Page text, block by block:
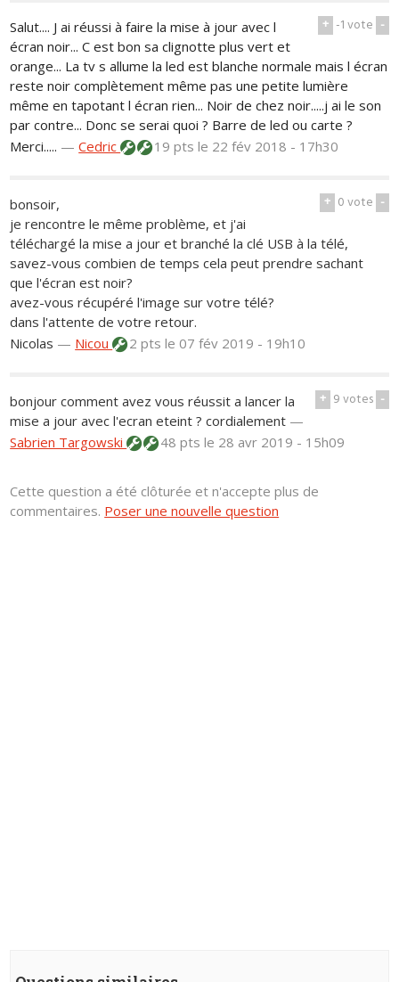
+ -1vote -
Salut.... J ai réussi à faire la mise à jour avec l
écran noir... C est bon sa clignotte plus vert et
orange... La tv s allume la led est blanche normale mais l écran
reste noir complètement même pas une petite lumière
même en tapotant l écran rien... Noir de chez noir.....j ai le son
par contre... Donc se serai quoi ? Barre de led ou carte ?
Merci..... —Cedric 19 ptsle 22 fév 2018 - 17h30
+ 0vote -
bonsoir,
je rencontre le même problème, et j'ai
téléchargé la mise a jour et branché la clé USB à la télé,
savez-vous combien de temps cela peut prendre sachant
que l'écran est noir?
avez-vous récupéré l'image sur votre télé?
dans l'attente de votre retour.
Nicolas — Nicou 2 ptsle 07 fév 2019 - 19h10
+ 9votes -
bonjour comment avez vous réussit a lancer la
mise a jour avec l'ecran eteint ? cordialement —
Sabrien Targowski
48 ptsle 28 avr 2019 - 15h09
Cette question a été clôturée et n'accepte plus de
commentaires. Poser une nouvelle question